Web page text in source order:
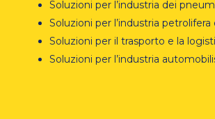
Soluzioni per l’industria dei
Soluzioni per l’industria petrolifera
Soluzioni per il trasporto e la
Soluzioni per l’industria